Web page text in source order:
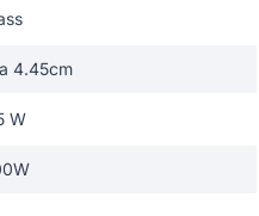
4.45cm
W